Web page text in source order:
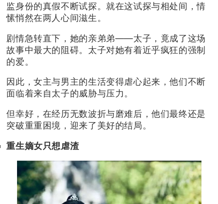
监身份的真假不断试探。就在这试探与相处间，情
愫悄然在两人心间滋生。
剧情急转直下，她的亲弟弟——太子，竟成了这场
故事中最大的阻碍。太子对她有着近乎疯狂的强制
的爱。
因此，女主与男主的生活变得虐心起来，他们不断
面临着来自太子的威胁与压力。
但幸好，在经历无数波折与磨难后，他们最终还是
突破重重困境，迎来了美好的结局。
重生嫡女只想虐渣